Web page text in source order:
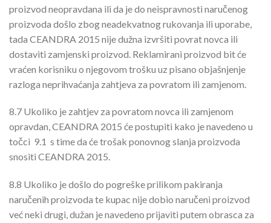
proizvod neopravdana ili da je do neispravnosti naručenog
proizvoda došlo zbog neadekvatnog rukovanja ili uporabe,
tada CEANDRA 2015 nije dužna izvršiti povrat novca ili
dostaviti zamjenski proizvod. Reklamirani proizvod bit će
vraćen korisniku o njegovom trošku uz pisano objašnjenje
razloga neprihvaćanja zahtjeva za povratom ili zamjenom.
8.7 Ukoliko je zahtjev za povratom novca ili zamjenom
opravdan, CEANDRA 2015 će postupiti kako je navedeno u
točci 9.1 s time da će trošak ponovnog slanja proizvoda
snositi CEANDRA 2015.
8.8 Ukoliko je došlo do pogreške prilikom pakiranja
naručenih proizvoda te kupac nije dobio naručeni proizvod
već neki drugi, dužan je navedeno prijaviti putem obrasca za